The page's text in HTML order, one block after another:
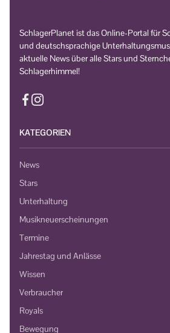
SchlagerPlanet ist das Online-Portal für
und deutschsprachige
aktuelle News über alle Stars und
Schlagerhimmel!
KATEGORIEN
News
Stars
Unterhaltung
Musikneuerscheinungen
Termine
Jahrestag und Anlässe
Wissen
Verbraucher
Royals
Bewegung